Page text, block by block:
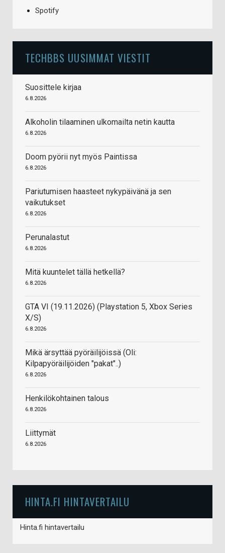
Spotify
TECHBBS UUSIMMAT VIESTIT
Suosittele kirjaa
6.8.2026
Alkoholin tilaaminen ulkomailta netin kautta
6.8.2026
Doom pyörii nyt myös Paintissa
6.8.2026
Pariutumisen haasteet nykypäivänä ja sen
vaikutukset
6.8.2026
Perunalastut
6.8.2026
Mitä kuuntelet tällä hetkellä?
6.8.2026
GTA VI (19.11.2026) (Playstation 5, Xbox Series
X/S)
6.8.2026
Mikä ärsyttää pyöräilijöissä (Oli:
Kilpapyöräilijöiden "pakat"..)
6.8.2026
Henkilökohtainen talous
6.8.2026
Liittymät
6.8.2026
HINTA.FI HINTAVERTAILU
Hinta.fi hintavertailu